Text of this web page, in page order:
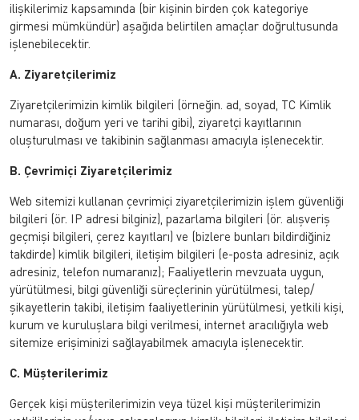
ilişkilerimiz kapsamında (bir kişinin birden çok kategoriye
girmesi mümkündür) aşağıda belirtilen amaçlar doğrultusunda
işlenebilecektir.
A. Ziyaretçilerimiz
Ziyaretçilerimizin kimlik bilgileri (örneğin. ad, soyad, TC Kimlik
numarası, doğum yeri ve tarihi gibi), ziyaretçi kayıtlarının
oluşturulması ve takibinin sağlanması amacıyla işlenecektir.
B. Çevrimiçi Ziyaretçilerimiz
Web sitemizi kullanan çevrimiçi ziyaretçilerimizin işlem güvenliği
bilgileri (ör. IP adresi bilginiz), pazarlama bilgileri (ör. alışveriş
geçmişi bilgileri, çerez kayıtları) ve (bizlere bunları bildirdiğiniz
takdirde) kimlik bilgileri, iletişim bilgileri (e-posta adresiniz, açık
adresiniz, telefon numaranız); Faaliyetlerin mevzuata uygun,
yürütülmesi, bilgi güvenliği süreçlerinin yürütülmesi, talep/
şikayetlerin takibi, iletişim faaliyetlerinin yürütülmesi, yetkili kişi,
kurum ve kuruluşlara bilgi verilmesi, internet aracılığıyla web
sitemize erişiminizi sağlayabilmek amacıyla işlenecektir.
C. Müşterilerimiz
Gerçek kişi müşterilerimizin veya tüzel kişi müşterilerimizin